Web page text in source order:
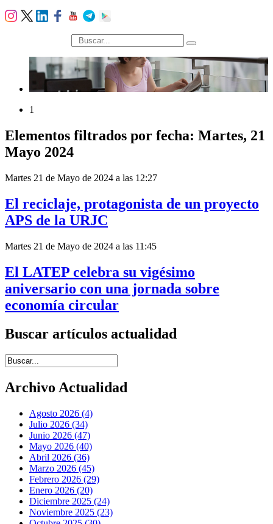
búsqueda
1
Elementos filtrados por fecha: Martes, 21
Mayo 2024
Martes 21 de Mayo de 2024 a las 12:27
El reciclaje, protagonista de un proyecto
APS de la URJC
Martes 21 de Mayo de 2024 a las 11:45
El LATEP celebra su vigésimo
aniversario con una jornada sobre
economía circular
Buscar artículos actualidad
Introduce términos de búsqueda
Archivo Actualidad
Agosto 2026 (4)
Julio 2026 (34)
Junio 2026 (47)
Mayo 2026 (40)
Abril 2026 (36)
Marzo 2026 (45)
Febrero 2026 (29)
Enero 2026 (20)
Diciembre 2025 (24)
Noviembre 2025 (23)